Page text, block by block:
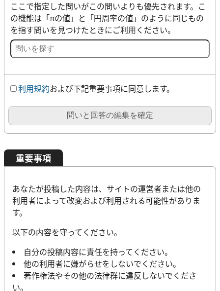
ここで指定した問いがこの問いよりも優先されます。こ
の機能は「πの値」と「円周率の値」のように同じもの
を指す問いを見つけたときにご利用ください。
利用規約および下記重要事項に同意します。
問いと回答の編集を確定
重要事項
あなたが投稿した内容は、サイトの運営者または他の
利用者によって改変および利用される可能性がありま
す。
以下の内容を守ってください。
自分の投稿内容に責任を持ってください。
他の利用者に嫌がらせをしないでください。
著作権法やその他の法律群に違反しないでくださ
い。